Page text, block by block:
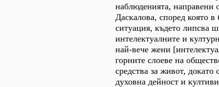
наблюденията, направени
Даскалова, според която в
ситуация, където липсва
интелектуалните и
най-вече жени
горните слоеве на
средства за живот, докато
духовна дейност и